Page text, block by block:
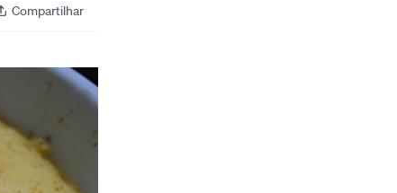
Compartilhar